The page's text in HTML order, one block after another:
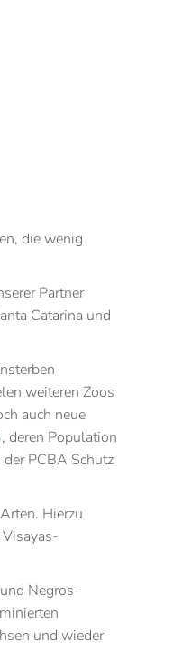
die wenig
Partner
Catarina und
weiteren Zoos
auch neue
deren Population
PCBA Schutz
Hierzu
Negros-
und wieder